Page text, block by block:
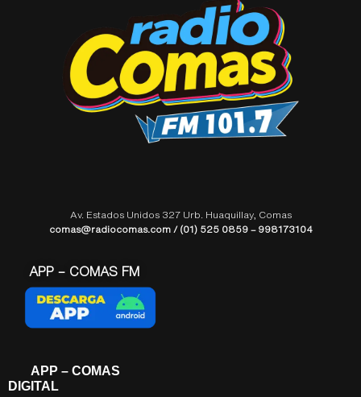
Av. Estados Unidos 327 Urb. Huaquillay, Comas
comas@radiocomas.com / (01) 525 0859 – 998173104
APP – COMAS FM
APP – COMAS
DIGITAL